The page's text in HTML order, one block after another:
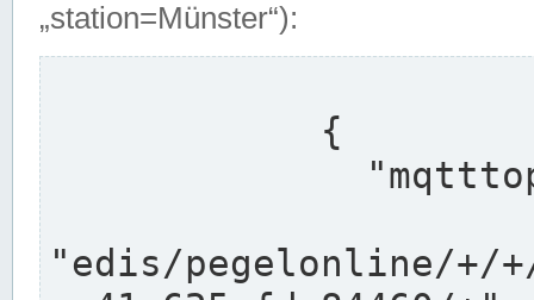
„station=Münster“):
"edis/pegelonline/+/